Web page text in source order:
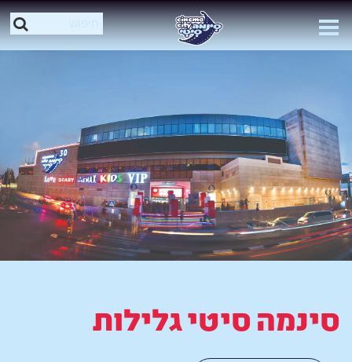
סינמה סיטי גלילות